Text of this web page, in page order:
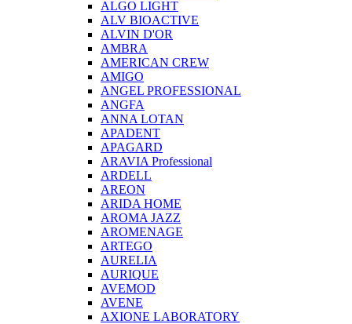
ALGO LIGHT
ALV BIOACTIVE
ALVIN D'OR
AMBRA
AMERICAN CREW
AMIGO
ANGEL PROFESSIONAL
ANGFA
ANNA LOTAN
APADENT
APAGARD
ARAVIA Professional
ARDELL
AREON
ARIDA HOME
AROMA JAZZ
AROMENAGE
ARTEGO
AURELIA
AURIQUE
AVEMOD
AVENE
AXIONE LABORATORY